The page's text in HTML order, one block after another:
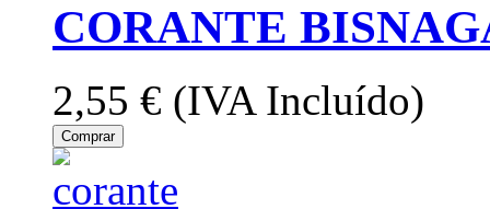
CORANTE
2,55 € (IVA Incluído)
Comprar